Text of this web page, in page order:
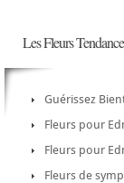
Les Fleurs
Guérissez
Fleurs pour
Fleurs pour
Fleurs de